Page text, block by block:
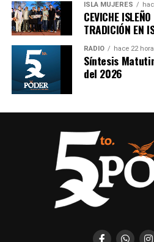
Recibe las
Únete al canal oficial
Quinto Poder y
importantes de
en tu teléfono.
ISLA MUJERES
CEVICHE
TRADICIÓN EN
RADIO hace 22
Síntesis
del 2026